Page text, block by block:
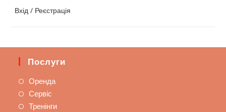
Вхід / Реєстрація
Послуги
Оренда
Сервіс
Тренінги